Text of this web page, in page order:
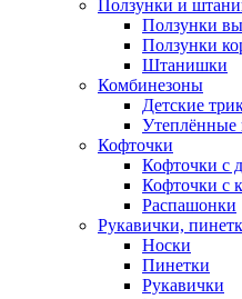
Ползунки и
Ползунки
Ползунки
Штанишки
Комбинезоны
Детские
Утеплённые
Кофточки
Кофточки с
Кофточки с
Распашонки
Рукавички,
Носки
Пинетки
Рукавички